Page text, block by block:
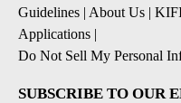
Guidelines | About Us |
Applications |
Do Not Sell My Personal
SUBSCRIBE TO OUR